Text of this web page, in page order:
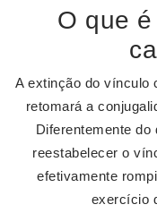
O que
A extinção do vínculo
retomará a
Diferentemente
reestabelecer o
efetivamente
exercício